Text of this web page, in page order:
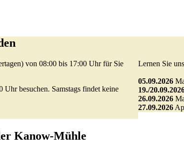
von 08:00 bis 17:00 Uhr für Sie
besuchen. Samstags findet keine
Lernen Sie
05.09.2026
19./
26.09.2026
27.09.2026
Kanow-Mühle